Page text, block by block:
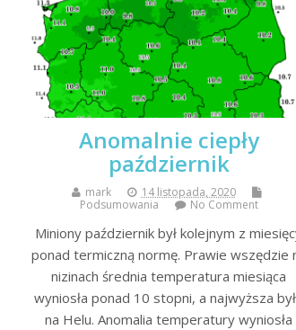
Anomalnie ciepły
październik
mark
14 listopada, 2020
Podsumowania
No Comment
Miniony październik był kolejnym z
ponad termiczną normę. Prawie wszędzie
nizinach średnia temperatura miesiąca
wyniosła ponad 10 stopni, a najwyższa
na Helu. Anomalia temperatury wyniosła